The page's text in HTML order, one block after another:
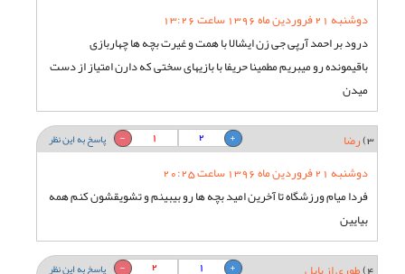
دوشنبه 21 فروردین ماه 1396 ساعت 13:26
درود بر احمد آرپی جی زن ایشالا با همت و غیرت بچه ها چهاربازی
باقیمونده رو میبریم مطمینا حریفا با بازیهای سختی که دارن امتیاز از دست
میدن
3) رضا پاسخ به این نظر 1
2
دوشنبه 21 فروردین ماه 1396 ساعت 20:25
فردا میام ورزشگاه تا آخرین امید بچه ها رو بیبینم و تشویقشون کنم همه
بیایین
پاسخ به این نظر 2
1